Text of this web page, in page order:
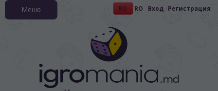
RU RO Вход Регистрация
Меню